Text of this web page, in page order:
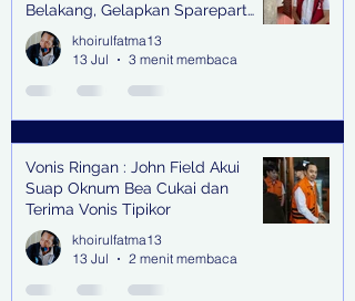
Belakang, Gelapkan Sparepart
Senilai Rp 1,9 Miliar
khoirulfatma13
13 Jul
3 menit membaca
Vonis Ringan : John Field Akui
Suap Oknum Bea Cukai dan
Terima Vonis Tipikor
khoirulfatma13
13 Jul
2 menit membaca